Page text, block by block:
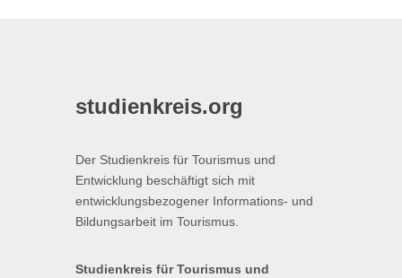
studienkreis.org
Der Studienkreis für Tourismus und
Entwicklung beschäftigt sich mit
entwicklungsbezogener Informations- und
Bildungsarbeit im Tourismus.
Studienkreis für Tourismus und